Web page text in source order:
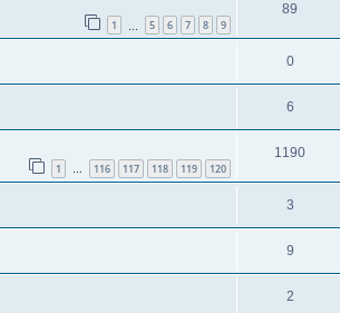
1 5 6 7 8 9
89
0
6
1 … 116 117 118 119 120
1190
3
9
2